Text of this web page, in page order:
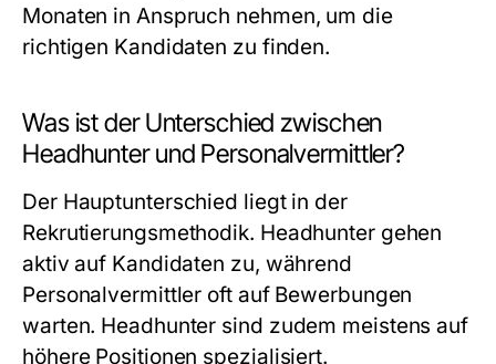
Monaten in Anspruch nehmen, um die
richtigen Kandidaten zu finden.
Was ist der Unterschied zwischen
Headhunter und Personalvermittler?
Der Hauptunterschied liegt in der
Rekrutierungsmethodik. Headhunter gehen
aktiv auf Kandidaten zu, während
Personalvermittler oft auf Bewerbungen
warten. Headhunter sind zudem meistens auf
höhere Positionen spezialisiert.